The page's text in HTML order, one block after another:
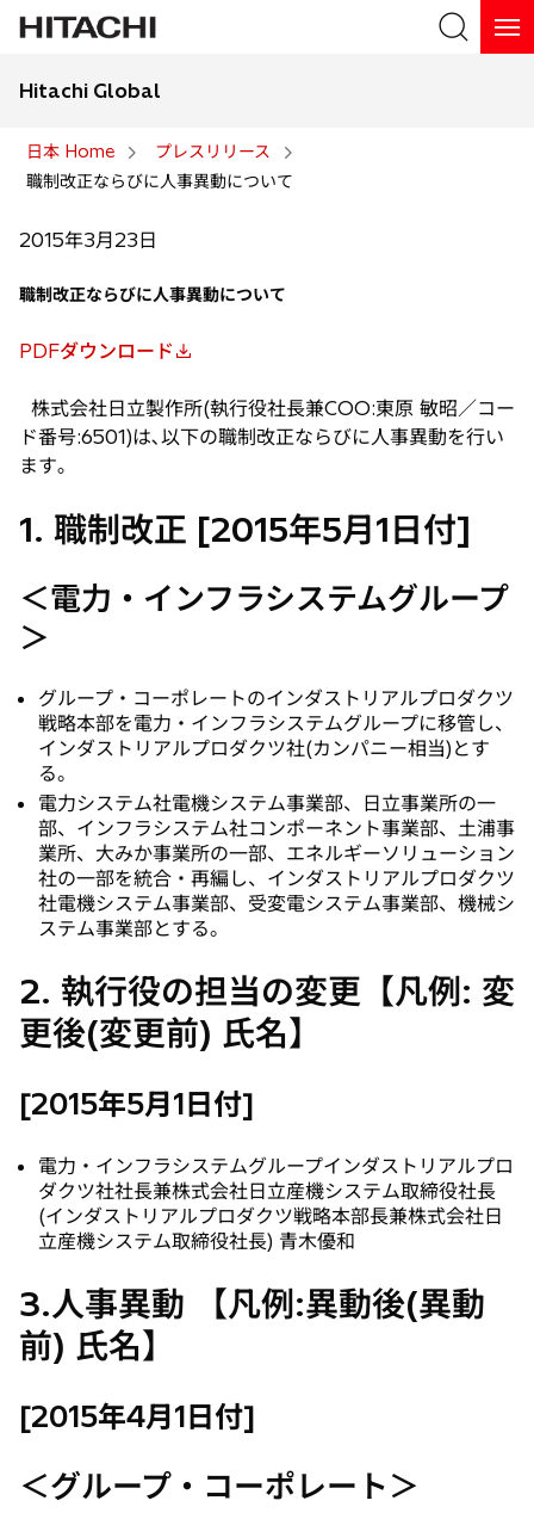
Hitachi Global
日本 Home
プレスリリース
職制改正ならびに人事異動について
2015年3月23日
職制改正ならびに人事異動について
PDFダウンロード
新
い
タ
ブ
開
株式会社日立製作所(執行役社長兼COO:東原 敏昭／コー
ド番号:6501)は､以下の職制改正ならびに人事異動を行い
ます｡
1. 職制改正 [2015年5月1日付]
＜電力・インフラシステムグループ
＞
グループ・コーポレートのインダストリアルプロダクツ
戦略本部を電力・インフラシステムグループに移管し、
インダストリアルプロダクツ社(カンパニー相当)とす
る。
電力システム社電機システム事業部、日立事業所の一
部、インフラシステム社コンポーネント事業部、土浦事
業所、大みか事業所の一部、エネルギーソリューション
社の一部を統合・再編し、インダストリアルプロダクツ
社電機システム事業部、受変電システム事業部、機械シ
ステム事業部とする。
2. 執行役の担当の変更【凡例: 変
更後(変更前) 氏名】
[2015年5月1日付]
電力・インフラシステムグループインダストリアルプロ
ダクツ社社長兼株式会社日立産機システム取締役社長
(インダストリアルプロダクツ戦略本部長兼株式会社日
立産機システム取締役社長) 青木優和
3.人事異動 【凡例:異動後(異動
前) 氏名】
[2015年4月1日付]
＜グループ・コーポレート＞